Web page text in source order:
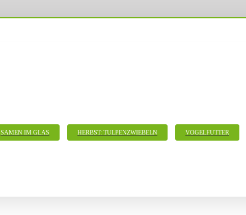
SAMEN IM GLAS HERBST: TULPENZWIEBELN VOGELFUTTER